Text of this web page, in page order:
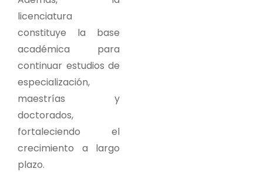
licenciatura
constituye la base
académica para
continuar estudios de
especialización,
maestrías y
doctorados,
fortaleciendo el
crecimiento a largo
plazo.